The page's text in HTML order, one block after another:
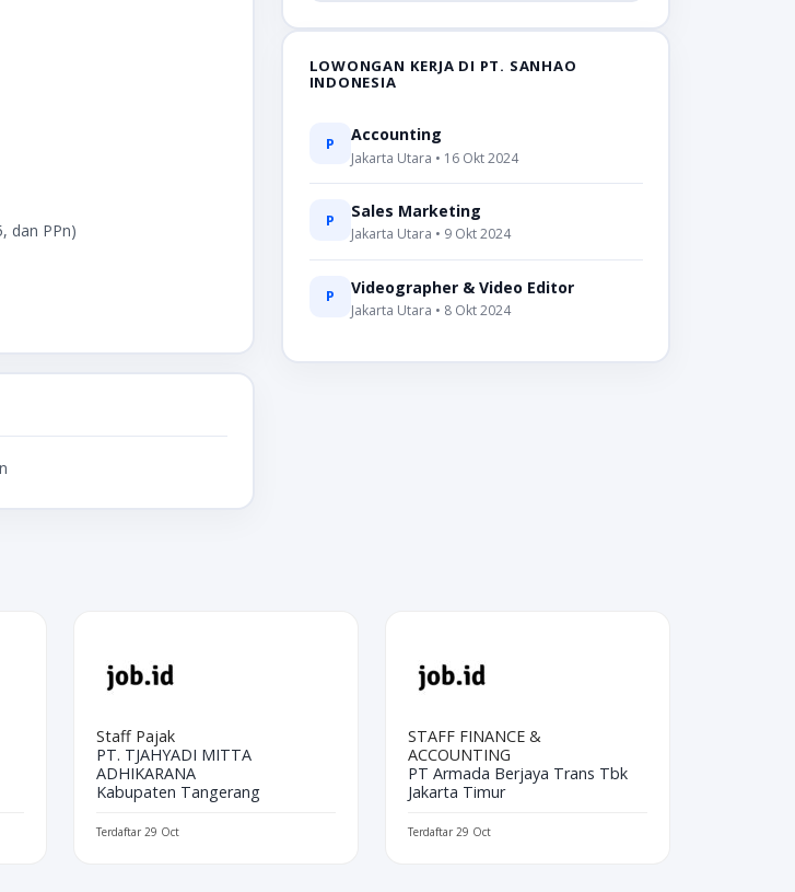
dan PPn)
LOWONGAN KERJA DI PT. SANHAO
INDONESIA
P Accounting
Jakarta Utara • 16 Okt 2024
P Sales Marketing
Jakarta Utara • 9 Okt 2024
P Videographer & Video Editor
Jakarta Utara • 8 Okt 2024
Staff Pajak
PT. TJAHYADI MITTA
ADHIKARANA
Kabupaten Tangerang
Terdaftar 29 Oct
STAFF FINANCE &
ACCOUNTING
PT Armada Berjaya Trans Tbk
Jakarta Timur
Terdaftar 29 Oct